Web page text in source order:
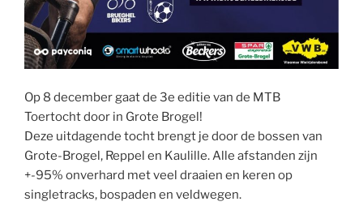
Op 8 december gaat de 3e editie van de MTB
Toertocht door in Grote Brogel!
Deze uitdagende tocht brengt je door de bossen van
Grote-Brogel, Reppel en Kaulille. Alle afstanden zijn
+-95% onverhard met veel draaien en keren op
singletracks, bospaden en veldwegen.